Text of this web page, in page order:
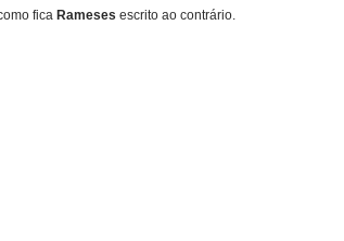
fica Rameses escrito ao contrário.